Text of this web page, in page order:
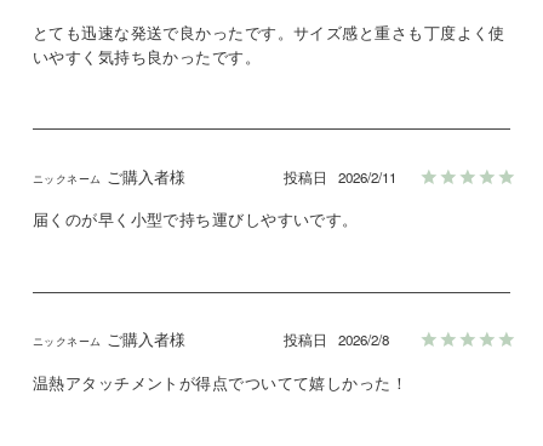
とても迅速な発送で良かったです。サイズ感と重さも丁度よく使
いやすく気持ち良かったです。
ご購入者様 投稿日 2026/2/11
届くのが早く小型で持ち運びしやすいです。
ご購入者様 投稿日 2026/2/8
温熱アタッチメントが得点でついてて嬉しかった！